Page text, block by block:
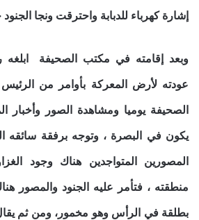
إشارة كهرباء للدبابة واحترقت ونجا الجنود
وبعد إقامته في مكتب الصحيفة ابلغه
عودته لأرض المعركة بأوامر من
الصحيفة يوميا ومشاهدة الصور وأخبار
يكون في البصرة ، وتوجه برفقة سائقه
المصورين المتواجدين هناك وجود
منطقته ، فتأمر عليه الجنود والمصور
بطلقة في الرأس وهو مخمور، ومن ثم يقال